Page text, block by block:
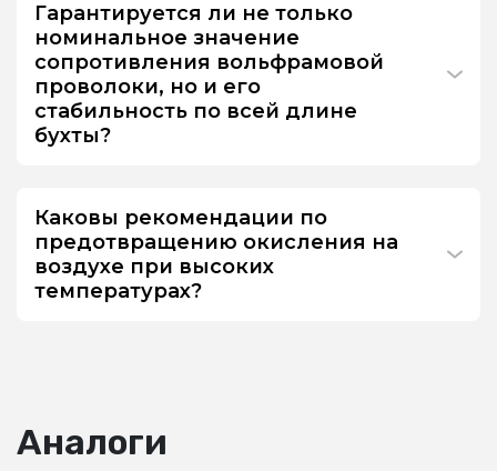
Гарантируется ли не только
номинальное значение
сопротивления вольфрамовой
проволоки, но и его
стабильность по всей длине
бухты?
Каковы рекомендации по
предотвращению окисления на
воздухе при высоких
температурах?
Аналоги